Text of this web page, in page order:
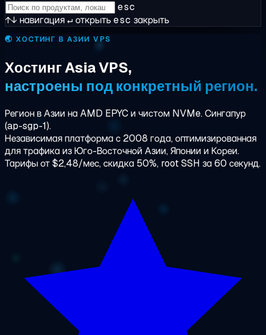
esc
↑↓ навигация↵открытьesc закрыть
🌏 ХОСТИНГ В АЗИИ VPS
Хостинг Asia VPS,
настроены под конкретный регион.
Регион в Азии на AMD EPYC и чистом NVMe. Сингапур
(ap-sgp-1).
Независимая платформа с 2008 года, оптимизированная
для трафика из Юго-Восточной Азии, Японии и Кореи.
Тарифы от $2,48/мес, скидка 50%, root SSH за 60 секунд.